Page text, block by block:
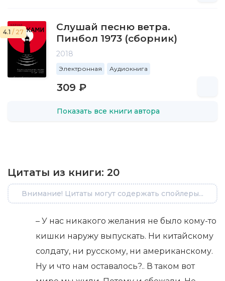
4.1 / 27
Слушай песню ветра.
Пинбол 1973 (сборник)
2018
Электронная Аудиокнига
309 ₽
Показать все книги автора
Цитаты из книги: 20
Внимание! Цитаты могут содержать спойлеры...
– У нас никакого желания не было кому-то
кишки наружу выпускать. Ни китайскому
солдату, ни русскому, ни американскому.
Ну и что нам оставалось?.. В таком вот